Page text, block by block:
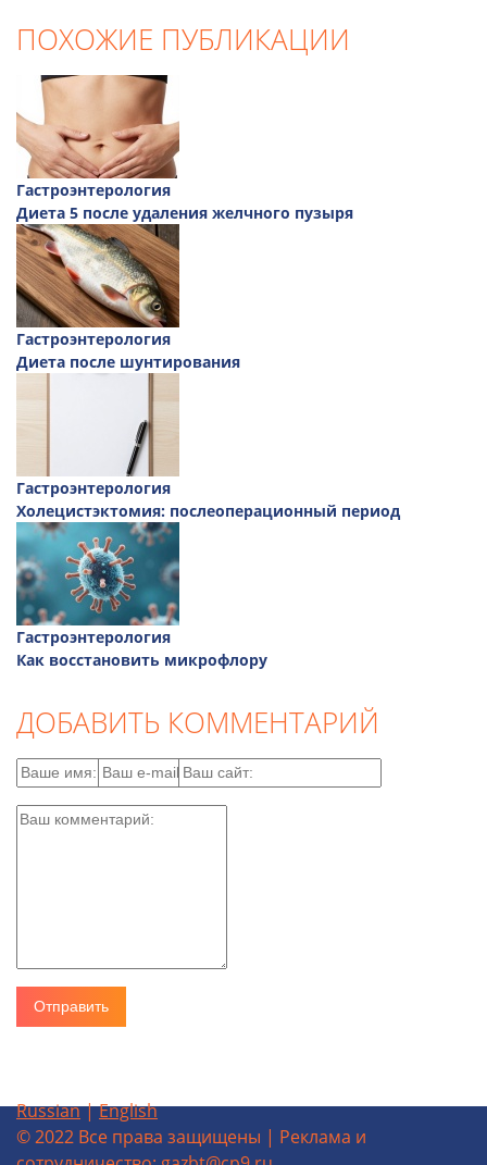
ПОХОЖИЕ ПУБЛИКАЦИИ
Гастроэнтерология
Диета 5 после удаления желчного пузыря
Гастроэнтерология
Диета после шунтирования
Гастроэнтерология
Холецистэктомия: послеоперационный период
Гастроэнтерология
Как восстановить микрофлору
ДОБАВИТЬ КОММЕНТАРИЙ
Russian|English
© 2022 Все права защищены | Реклама и